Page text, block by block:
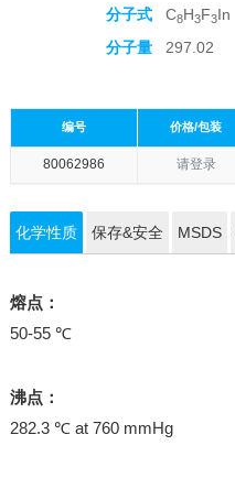
分子式
C8H3F3In
分子量
297.02
编号 价格/包装
80062986 请登录
化学性质 保存&安全 MSDS
熔点：
50-55 ℃
沸点：
282.3 ℃ at 760 mmHg